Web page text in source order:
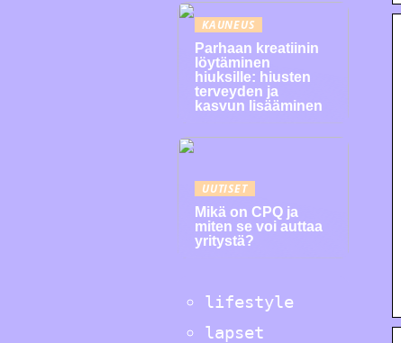
KAUNEUS
Parhaan kreatiinin
löytäminen
hiuksille: hiusten
terveyden ja
kasvun lisääminen
UUTISET
Mikä on CPQ ja
miten se voi auttaa
yritystä?
lifestyle
lapset